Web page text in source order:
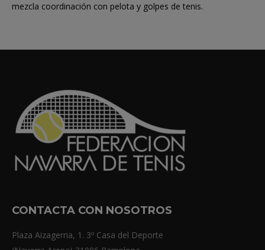
mezcla coordinación con pelota y golpes de tenis.
CONTACTA CON NOSOTROS
Plaza Aizagerria, 1. 3º Casa del Deporte